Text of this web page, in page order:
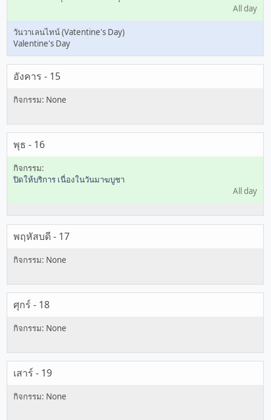
All day
วันวาเลนไทน์ (Vatentine's Day)
Valentine's Day
อังคาร - 15
พุธ - 16
ปิดให้บริการ เนื่องในวันมาฆบูชา
All day
พฤหัสบดี - 17
ศุกร์ - 18
เสาร์ - 19